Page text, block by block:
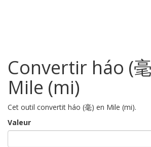
Convertir háo (
Mile (mi)
Cet outil convertit háo (毫) en Mile (mi).
Valeur